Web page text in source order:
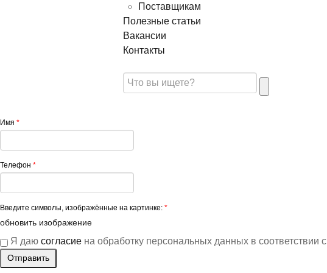
Поставщикам
Полезные статьи
Вакансии
Контакты
Имя *
Телефон *
Введите символы, изображённые на картинке: *
обновить изображение
Я даю согласие на обработку персональных данных в соответствии с